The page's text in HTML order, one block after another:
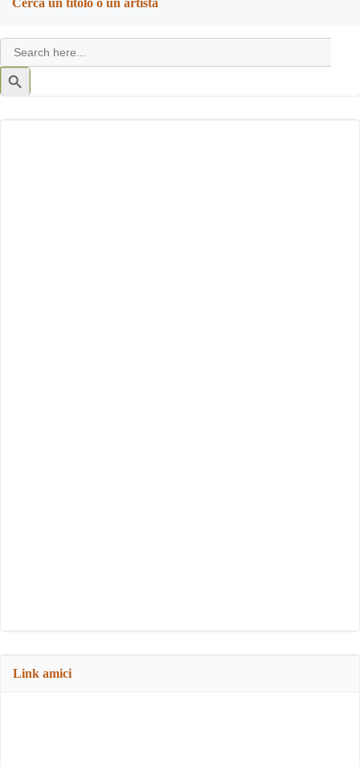
Cerca un titolo o un artista
Search
for:
Search
Button
Link amici